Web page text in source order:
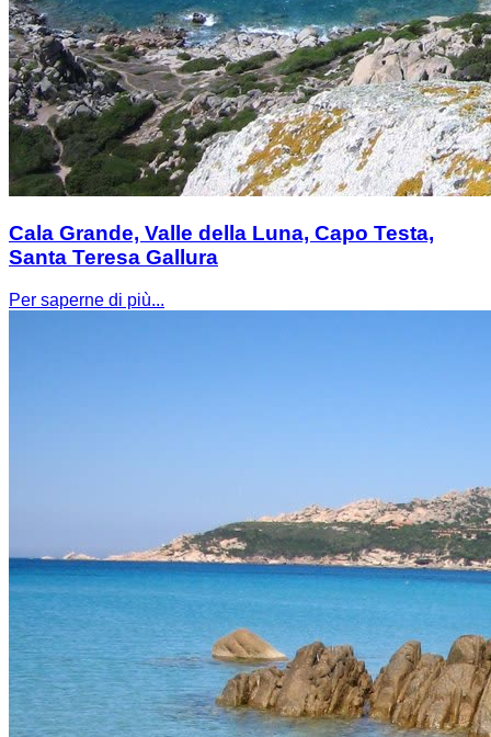
Cala Grande, Valle della Luna, Capo Testa,
Santa Teresa Gallura
Per saperne di più...